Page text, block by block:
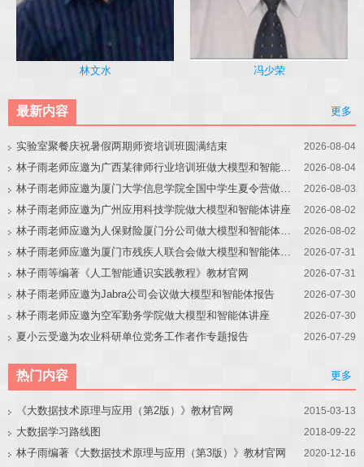
林文水 冯少荣
最新内容 更多
实验室聚餐庆祝暑假两期师资培训班圆满结束 2026-08-04
林子雨老师应邀为广西某律师行业培训班做大模型和智能体讲座 2026-08-04
林子雨老师应邀为厦门大学信息学院全国中学生夏令营做大模型讲座 2026-08-03
林子雨老师应邀为广州应用科技学院做大模型和智能体讲座 2026-08-02
林子雨老师应邀为人保财险厦门分公司做大模型和智能体讲座 2026-08-02
林子雨老师应邀为厦门市残疾人联合会做大模型和智能体讲座 2026-07-31
林子雨等编著《人工智能通识实践教程》教材官网 2026-07-31
林子雨老师应邀为Jabra公司会议做大模型和智能体报告 2026-07-30
林子雨老师应邀为空军勤务学院做大模型和智能体讲座 2026-07-30
夏小云受邀为农业科研单位党务工作者作专题报告 2026-07-29
热门内容 更多
《大数据技术原理与应用（第2版）》教材官网 2015-03-13
大数据学习路线图 2018-09-22
林子雨编著《大数据技术原理与应用（第3版）》教材官网 2020-12-16